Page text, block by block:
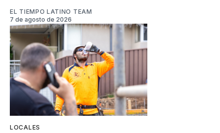
EL TIEMPO LATINO TEAM
7 de agosto de 2026
LOCALES